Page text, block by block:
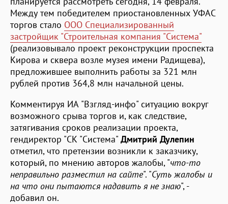
Между тем победителем приостановленных УФАС
торгов стало ООО Специализированный
застройщик "Строительная компания "Система"
(реализовывало проект реконструкции проспекта
Кирова и сквера возле музея имени Радищева),
предложившее выполнить работы за 321 млн
рублей против 364,8 млн начальной цены.
Комментируя ИА "Взгляд-инфо" ситуацию вокруг
возможного срыва торгов и, как следствие,
затягивания сроков реализации проекта,
гендиректор "СК "Система" Дмитрий Дулепин
отметил, что претензии возникли к заказчику,
который, по мнению авторов жалобы, "что-то
неправильно разместил на сайте". "Суть жалобы и
на что они пытаются надавить я не знаю", -
добавил он.